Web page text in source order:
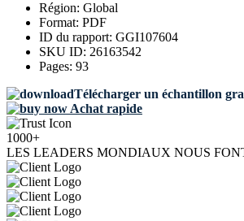
Région: Global
Format: PDF
ID du rapport: GGI107604
SKU ID: 26163542
Pages: 93
Télécharger un échantillon
Achat rapide
1000+
LES LEADERS MONDIAUX NOUS